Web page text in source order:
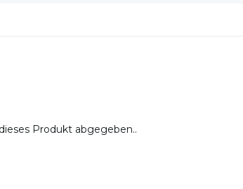
Produkt abgegeben..